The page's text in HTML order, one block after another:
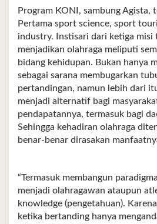
Program KONI, sambung Agista,
Pertama sport science, sport
industry. Instisari dari ketiga misi
menjadikan olahraga meliputi
bidang kehidupan. Bukan hanya
sebagai sarana membugarkan
pertandingan, namun lebih dari
menjadi alternatif bagi
pendapatannya, termasuk bagi
Sehingga kehadiran olahraga
benar-benar dirasakan
“Termasuk membangun
menjadi olahragawan ataupun
knowledge (pengetahuan).
ketika bertanding hanya